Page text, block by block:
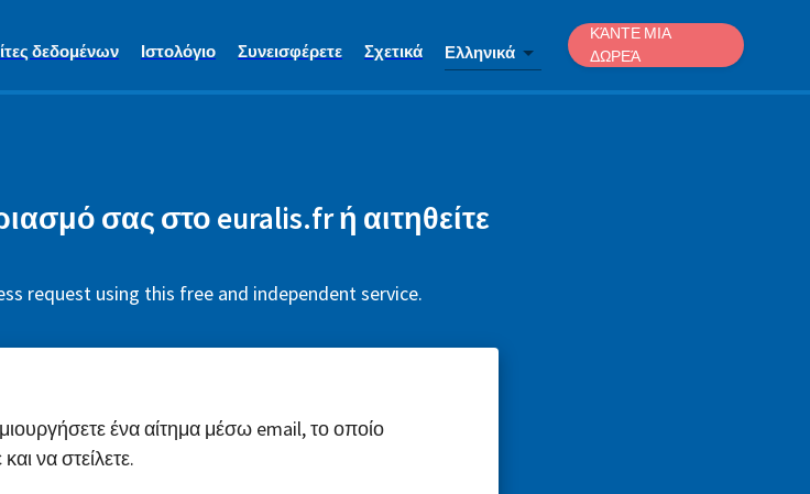
δεδομένων Ιστολόγιο Συνεισφέρετε Σχετικά Ελληνικά
ΚΆΝΤΕ ΜΙΑ
ΔΩΡΕΆ
σας στο euralis.fr ή αιτηθείτε
request using this free and independent service.
ένα αίτημα μέσω email, το οποίο
να στείλετε.